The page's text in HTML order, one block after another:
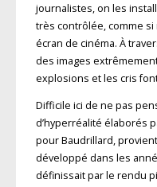
journalistes, on les
très contrôlée, comme si
écran de cinéma. À
des images
explosions et les cris
Difficile ici de ne pas
d’hyperréalité élaborés
pour Baudrillard,
développé dans les
définissait par le rendu